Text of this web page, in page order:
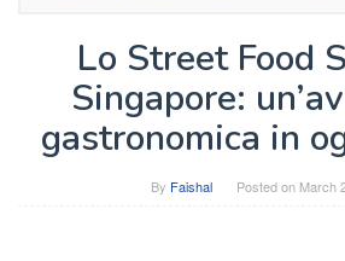
Lo Street Food
Singapore:
gastronomica in
By Faishal Posted on March